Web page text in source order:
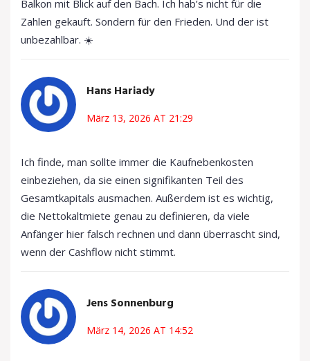
Balkon mit Blick auf den Bach. Ich hab’s nicht für die
Zahlen gekauft. Sondern für den Frieden. Und der ist
unbezahlbar. ☀️
Hans Hariady
März 13, 2026 AT 21:29
Ich finde, man sollte immer die Kaufnebenkosten
einbeziehen, da sie einen signifikanten Teil des
Gesamtkapitals ausmachen. Außerdem ist es wichtig,
die Nettokaltmiete genau zu definieren, da viele
Anfänger hier falsch rechnen und dann überrascht sind,
wenn der Cashflow nicht stimmt.
Jens Sonnenburg
März 14, 2026 AT 14:52